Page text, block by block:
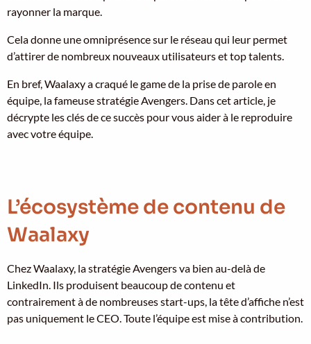
rayonner la marque.
Cela donne une omniprésence sur le réseau qui leur permet
d’attirer de nombreux nouveaux utilisateurs et top talents.
En bref, Waalaxy a craqué le game de la prise de parole en
équipe, la fameuse stratégie Avengers. Dans cet article, je
décrypte les clés de ce succès pour vous aider à le reproduire
avec votre équipe.
L’écosystème de contenu de
Waalaxy
Chez Waalaxy, la stratégie Avengers va bien au-delà de
LinkedIn. Ils produisent beaucoup de contenu et
contrairement à de nombreuses start-ups, la tête d’affiche n’est
pas uniquement le CEO. Toute l’équipe est mise à contribution.